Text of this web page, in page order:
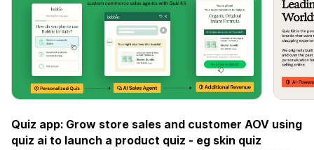
Quiz app: Grow store sales and customer AOV using
quiz ai to launch a product quiz - eg skin quiz